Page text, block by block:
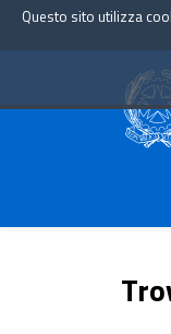
Questo sito utilizza